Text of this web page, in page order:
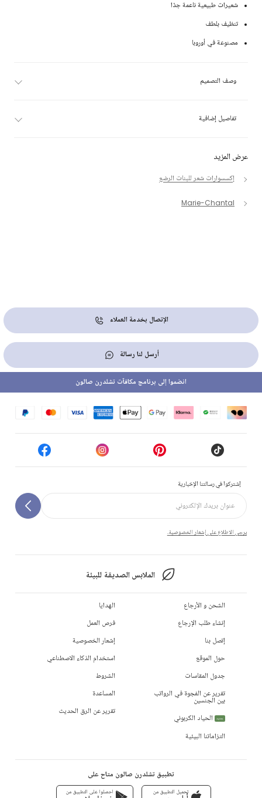
عرض المزيد
إكسسوارات شعر للبنات الرضع
Marie-Chantal
شعيرات طبيعية ناعمة جدًا
تنظيف بلطف
مصنوعة في أوروبا
وصف التصميم
تفاصيل إضافية
الإتصال بخدمة العملاء
أرسل لنا رسالة
إشتركوا في رسالتنا الإخبارية
يرجى الاطلاع على إشعار الخصوصية.
الملابس الصديقة للبيئة
انضموا إلى برنامج مكافآت تشلدرن صالون
الشحن و الأرجاع
إنشاء طلب الإرجاع
إتصل بنا
حول الموقع
جدول المقاسات
تقرير عن الفجوة في الرواتب
بين الجنسين
جديد
الحياد الكربوني
التزاماتنا البيئية
الهدايا
فرص العمل
إشعار الخصوصية
استخدام الذكاء الاصطناعي
الشروط
المساعدة
تقرير عن الرق الحديث
تطبيق تشلدرن صالون متاح على
تحميل التطبيق من احصلوا على التطبيق من